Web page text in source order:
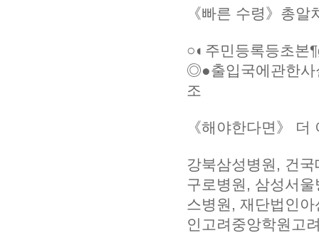
《빠른 수령》총
○◐주민등록등초
◎●출입국에관
조
《해야한다면》
강북삼성병원, 건
구로병원, 삼성서
스병원, 재단법인
인고려중앙학원고